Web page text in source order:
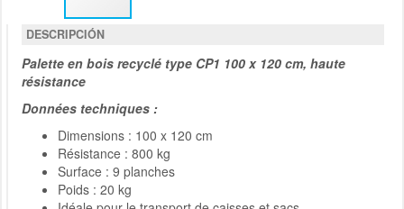
DESCRIPCIÓN
Palette en bois recyclé type CP1 100 x 120 cm, haute
résistance
Données techniques :
Dimensions : 100 x 120 cm
Résistance : 800 kg
Surface : 9 planches
Poids : 20 kg